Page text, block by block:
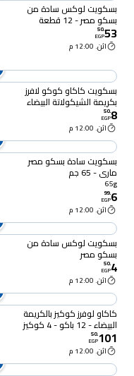
بسكويت لوكس سادة من
بسكو مصر - 12 قطعة
53
.
50
EGP
اثن. 12:00 م
بسكويت كاكاو كوكو لافرز
بكريمة الشيكولاتة البيضاء
- 4 قطع
8
.
50
EGP
اثن. 12:00 م
بسكويت سادة بسكو مصر
ماري - 65 جم
65g
6
.
99
EGP
اثن. 12:00 م
بسكويت لوكس سادة من
بسكو مصر
4
.
50
EGP
اثن. 12:00 م
كاكاو لوفرز كوكيز بالكريمة
البيضاء - 12 باكو - 4 كوكيز
101
.
50
EGP
اثن. 12:00 م